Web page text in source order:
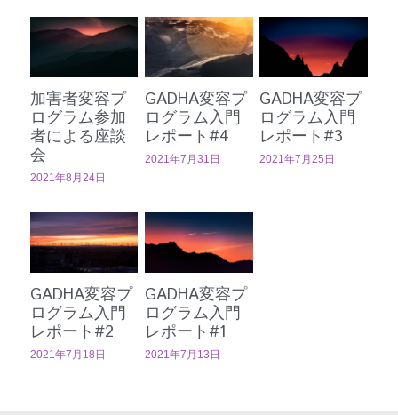
加害者変容プ
ログラム参加
者による座談
会
2021年8月24日
GADHA変容プ
ログラム入門
レポート#4
2021年7月31日
GADHA変容プ
ログラム入門
レポート#3
2021年7月25日
GADHA変容プ
ログラム入門
レポート#2
2021年7月18日
GADHA変容プ
ログラム入門
レポート#1
2021年7月13日